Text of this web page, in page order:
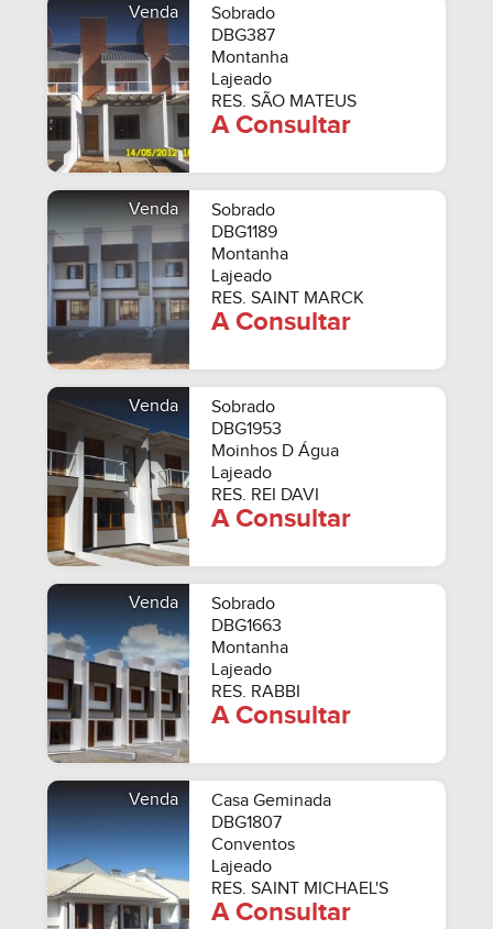
Venda
Sobrado
DBG387
Montanha
Lajeado
RES. SÃO MATEUS
A Consultar
Venda
Sobrado
DBG1189
Montanha
Lajeado
RES. SAINT MARCK
A Consultar
Venda
Sobrado
DBG1953
Moinhos D Água
Lajeado
RES. REI DAVI
A Consultar
Venda
Sobrado
DBG1663
Montanha
Lajeado
RES. RABBI
A Consultar
Venda
Casa Geminada
DBG1807
Conventos
Lajeado
RES. SAINT MICHAEL'S
A Consultar